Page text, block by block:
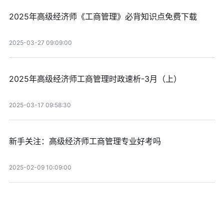
2025年高级经济师《工商管理》必背知识点免费下载
2025-03-27 09:09:00
2025年高级经济师工商管理时政速析-3月（上）
2025-03-17 09:58:30
新手关注：高级经济师工商管理专业好考吗
2025-02-09 10:09:00